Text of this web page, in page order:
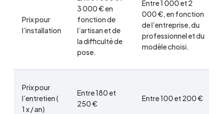
Prix pour
l’installation
3 000 € en
fonction de
l’artisan et de
la difficulté de
pose.
Entre 1 000 et 2
000 €, en fonction
de l’entreprise, du
professionnel et du
modèle choisi.
Prix pour
l’entretien (
1 x / an)
Entre 180 et
250 €
Entre 100 et 200 €